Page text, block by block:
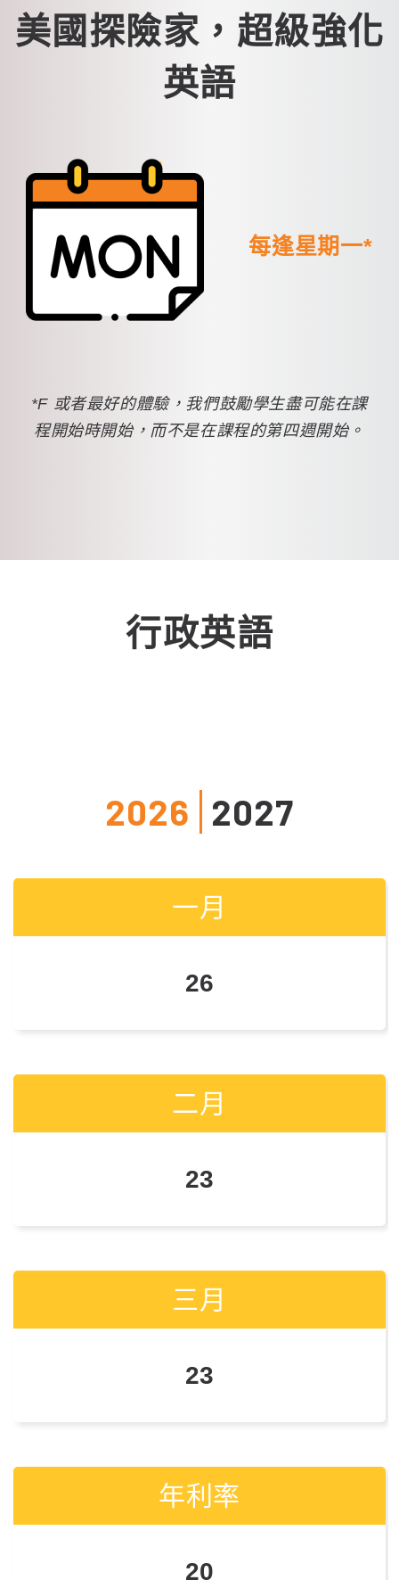
美國探險家，超級強化
英語
每逢星期一*
*F 或者最好的體驗，我們鼓勵學生盡可能在課
程開始時開始，而不是在課程的第四週開始。
行政英語
2026 2027
一月
26
二月
23
三月
23
年利率
20
一月
25
二月
22
三月
22
年利率
19